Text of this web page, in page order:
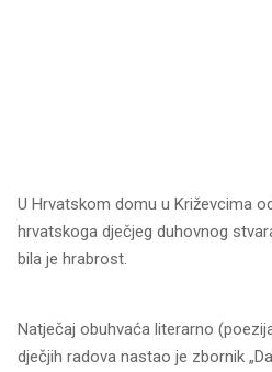
U Hrvatskom domu u Križevcima
hrvatskoga dječjeg duhovnog
bila je hrabrost.
Natječaj obuhvaća literarno
dječjih radova nastao je zbornik